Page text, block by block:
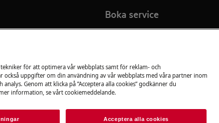
innan du
support/user-
Boka service
Är din produkt i behov av
gärna. Alla våra tekniker är
använder oss bara av
erbjuder vi reparation till fast
för att optimera vår webbplats samt för reklam- och
också uppgifter om din användning av vår webbplats med våra partner inom
Genom att klicka på ”Acceptera alla cookies” godkänner du
information, se vårt cookiemeddelande.
Acceptera alla cookies